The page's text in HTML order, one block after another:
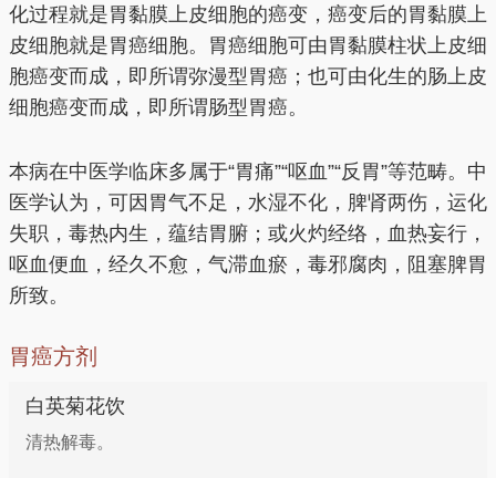
化过程就是胃黏膜上皮细胞的癌变，癌变后的胃黏膜上
皮细胞就是胃癌细胞。胃癌细胞可由胃黏膜柱状上皮细
胞癌变而成，即所谓弥漫型胃癌；也可由化生的肠上皮
细胞癌变而成，即所谓肠型胃癌。
本病在中医学临床多属于“胃痛”“呕血”“反胃”等范畴。中
医学认为，可因胃气不足，水湿不化，脾肾两伤，运化
失职，毒热内生，蕴结胃腑；或火灼经络，血热妄行，
呕血便血，经久不愈，气滞血瘀，毒邪腐肉，阻塞脾胃
所致。
胃癌方剂
白英菊花饮
清热解毒。